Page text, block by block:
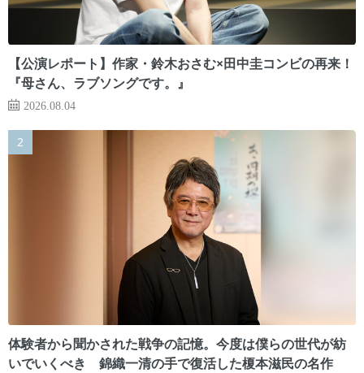
【公演レポート】作家・鈴木おさむ×田中圭コンビの再来！
『母さん、ラブソングです。』
2026.08.04
体験者から聞かされた戦争の記憶。今度は僕らの世代が紡
いでいくべき 錦織一清の手で復活した榎本滋民の名作